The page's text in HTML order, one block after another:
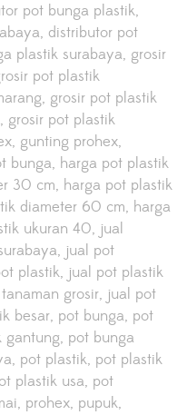
pot bunga plastik
distributor pot
plastik surabaya grosir
pot plastik
grosir pot plastik
grosir pot plastik
gunting prohex
bunga harga pot plastik
30 cm harga pot plastik
diameter 60 cm harga
ukuran 40 jual
jual pot
plastik jual pot plastik
grosir jual pot
besar pot bunga pot
gantung pot bunga
pot plastik pot plastik
plastik usa pot
prohex pupuk